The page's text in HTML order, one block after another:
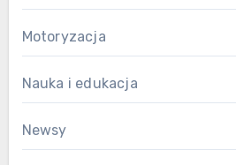
Motoryzacja
Nauka i edukacja
Newsy